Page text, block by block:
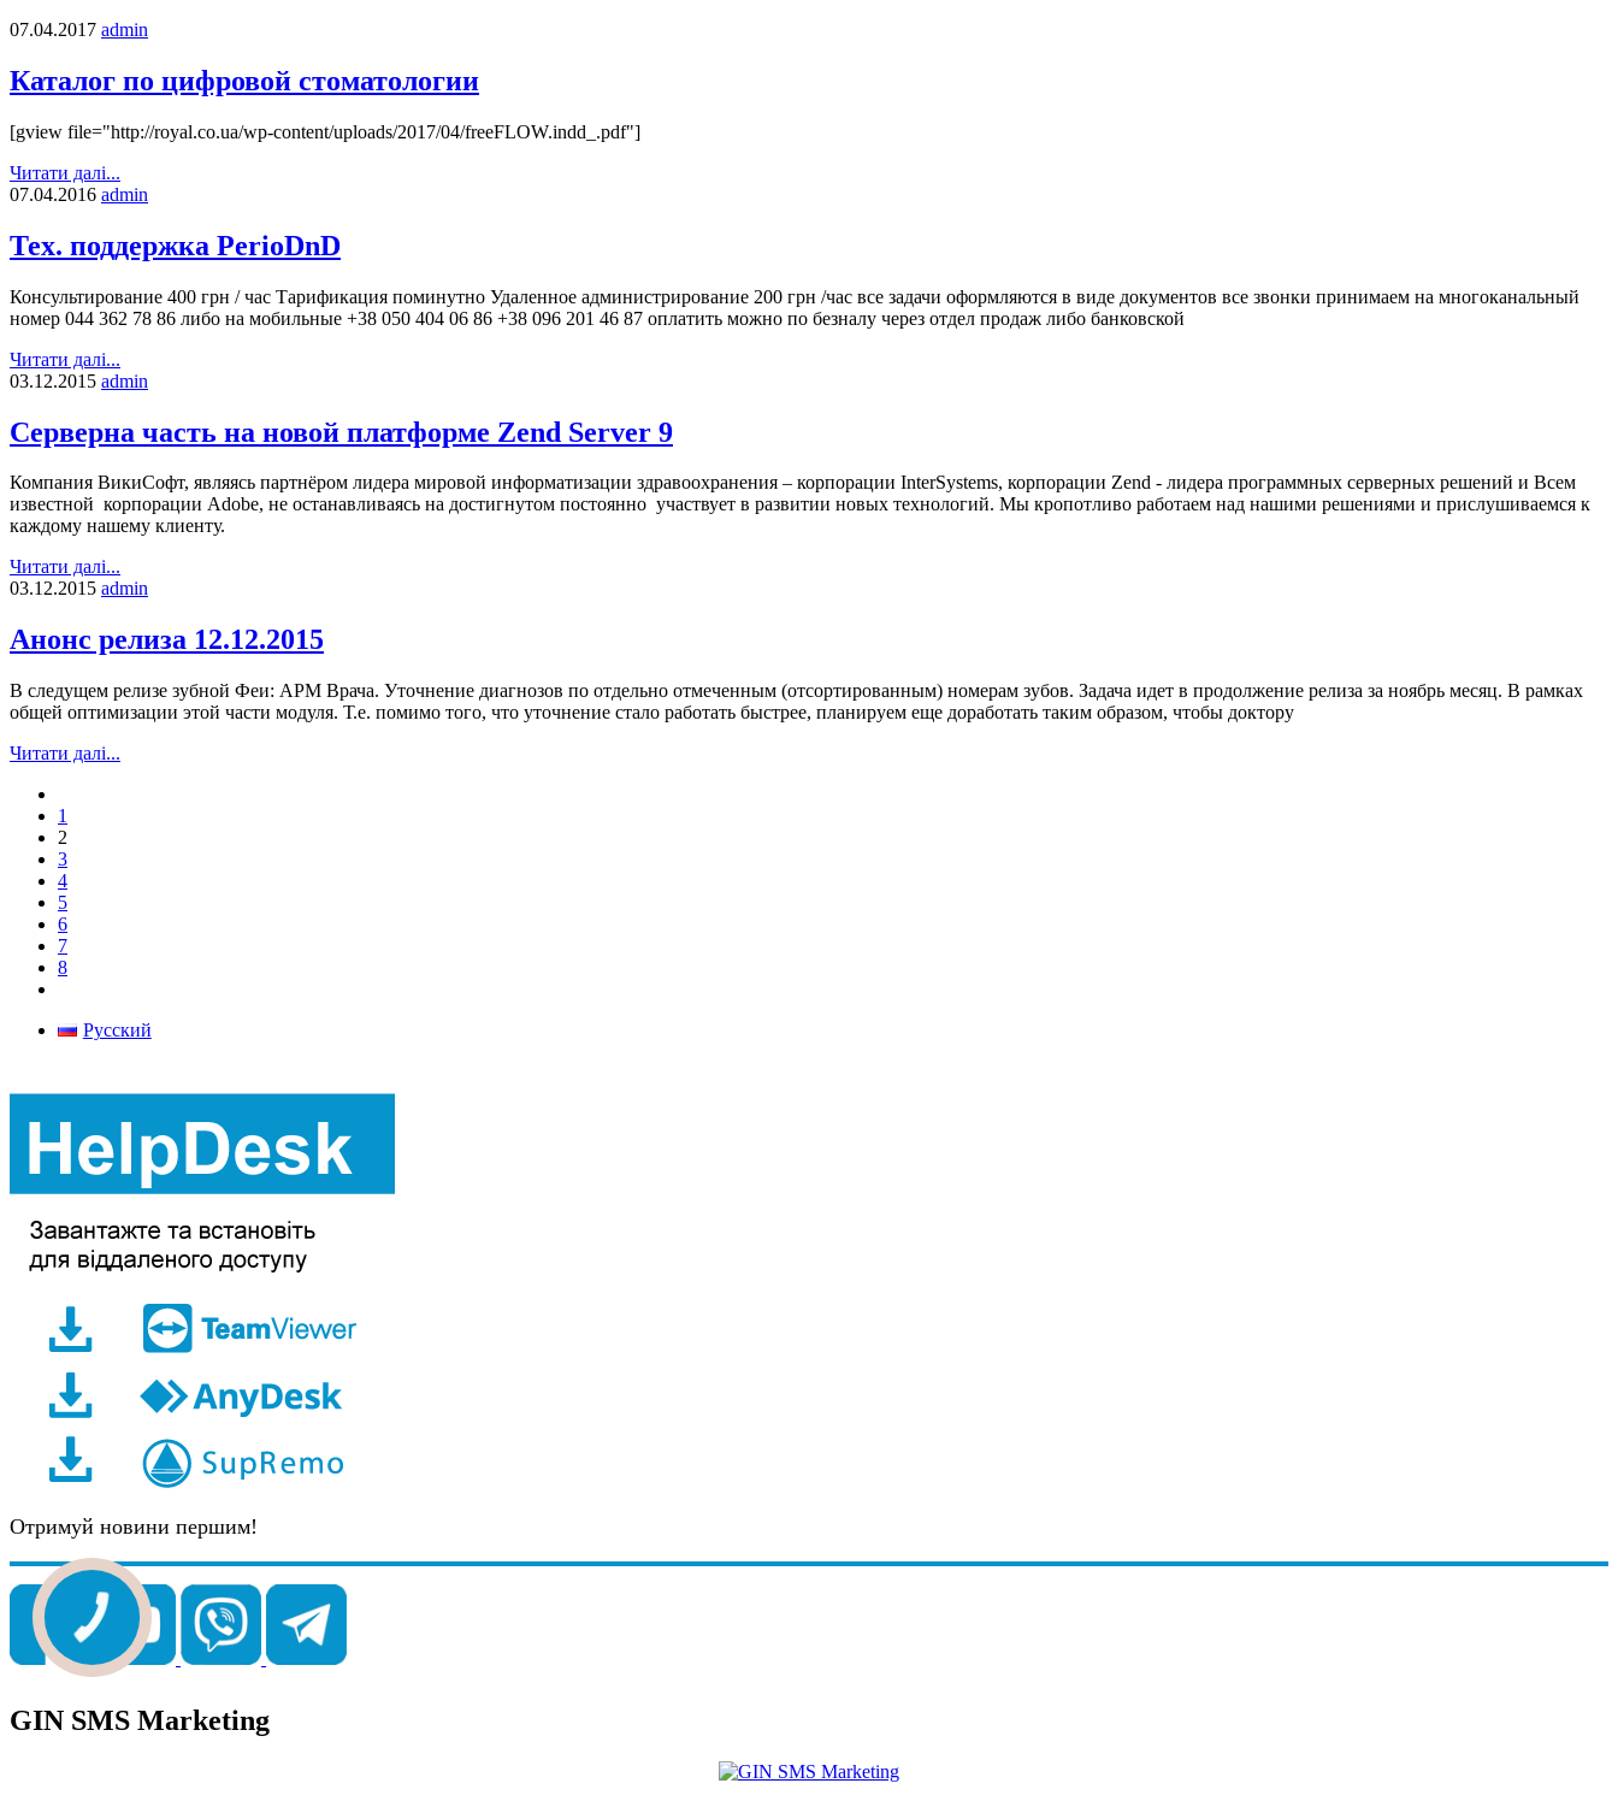
07.04.2017 admin
Каталог по цифровой стоматологии
[gview file="http://royal.co.ua/wp-content/uploads/2017/04/freeFLOW.indd_.pdf"]
Читати далі...
07.04.2016 admin
Тех. поддержка PerioDnD
Консультирование 400 грн / час Тарификация поминутно Удаленное администрирование 200 грн /час все задачи оформляются в виде документов все звонки принимаем на многоканальный
номер 044 362 78 86 либо на мобильные +38 050 404 06 86 +38 096 201 46 87 оплатить можно по безналу через отдел продаж либо банковской
Читати далі...
03.12.2015 admin
Серверна часть на новой платформе Zend Server 9
Компания ВикиСофт, являясь партнёром лидера мировой информатизации здравоохранения – корпорации InterSystems, корпорации Zend - лидера программных серверных решений и Всем
известной корпорации Adobe, не останавливаясь на достигнутом постоянно участвует в развитии новых технологий. Мы кропотливо работаем над нашими решениями и прислушиваемся к
каждому нашему клиенту.
Читати далі...
03.12.2015 admin
Анонс релиза 12.12.2015
В следущем релизе зубной Феи: АРМ Врача. Уточнение диагнозов по отдельно отмеченным (отсортированным) номерам зубов. Задача идет в продолжение релиза за ноябрь месяц. В рамках
общей оптимизации этой части модуля. Т.е. помимо того, что уточнение стало работать быстрее, планируем еще доработать таким образом, чтобы доктору
Читати далі...
1
2
3
4
5
6
7
8
Русский
Отримуй новини першим!
GIN SMS Marketing